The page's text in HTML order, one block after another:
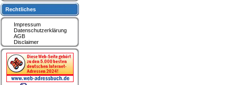
Rechtliches
Impressum
Datenschutzerklärung
AGB
Disclaimer